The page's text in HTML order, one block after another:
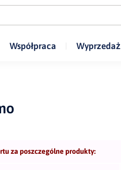
Współpraca Wyprzedaż
za poszczególne produkty: